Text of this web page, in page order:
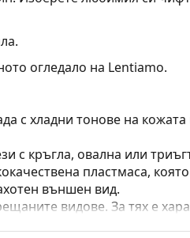
огледало на Lentiamo.
с хладни тонове на кожата
с кръгла, овална или
пластмаса,
външен вид.
видове. За тях е